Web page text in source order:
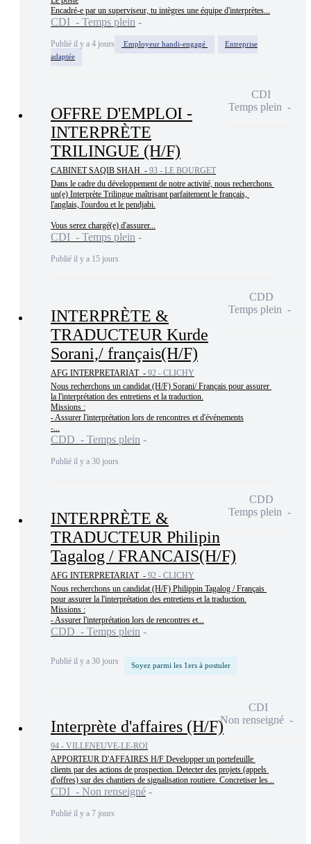
Encadré-e par un superviseur, tu intègres une équipe d'interprètes...
CDI - Temps plein
Publié il y a 4 jours Employeur handi-engagé
Entreprise
adaptée
OFFRE D'EMPLOI -
INTERPRÈTE
TRILINGUE (H/F)
CABINET SAQIB SHAH - 93 - LE BOURGET
Dans le cadre du développement de notre activité, nous recherchons
un(e) Interprète Trilingue maîtrisant parfaitement le français,
l'anglais, l'ourdou et le pendjabi.
Vous serez chargé(e) d'assurer...
CDI - Temps plein
Publié il y a 15 jours
CDI
Temps plein
INTERPRÈTE &
TRADUCTEUR Kurde
Sorani,/ français(H/F)
AFG INTERPRETARIAT - 92 - CLICHY
Nous recherchons un candidat (H/F) Sorani/ Français pour assurer
la l'interprétation des entretiens et la traduction.
Missions :
- Assurer l'interprétation lors de rencontres et d'événements
-...
CDD - Temps plein
Publié il y a 30 jours
CDD
Temps plein
INTERPRÈTE &
TRADUCTEUR Philipin
Tagalog / FRANCAIS(H/F)
AFG INTERPRETARIAT - 92 - CLICHY
Nous recherchons un candidat (H/F) Philippin Tagalog / Français
pour assurer la l'interprétation des entretiens et la traduction.
Missions :
- Assurer l'interprétation lors de rencontres et...
CDD - Temps plein
Publié il y a 30 jours Soyez parmi les 1ers à postuler
CDD
Temps plein
Interprète d'affaires (H/F)
94 - VILLENEUVE-LE-ROI
APPORTEUR D'AFFAIRES H/F Developper un portefeuille
clients par des actions de prospection. Detecter des projets (appels
d'offres) sur des chantiers de signalisation routiere. Concretiser les...
CDI - Non renseigné
Publié il y a 7 jours
CDI
Non renseigné